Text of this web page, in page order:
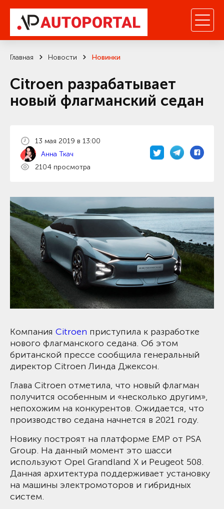
Главная Новости Новинки
Citroen разрабатывает
новый флагманский седан
13 мая 2019 в 13:00
Анна Ткач
2104 просмотра
Компания Citroen приступила к разработке
нового флагманского седана. Об этом
британской прессе сообщила генеральный
директор Citroen Линда Джексон.
Глава Citroen отметила, что новый флагман
получится особенным и «несколько другим»,
непохожим на конкурентов. Ожидается, что
производство седана начнется в 2021 году.
Новику построят на платформе EMP от PSA
Group. На данный момент это шасси
используют Opel Grandland X и Peugeot 508.
Данная архитектура поддерживает установку
на машины электромоторов и гибридных
систем.